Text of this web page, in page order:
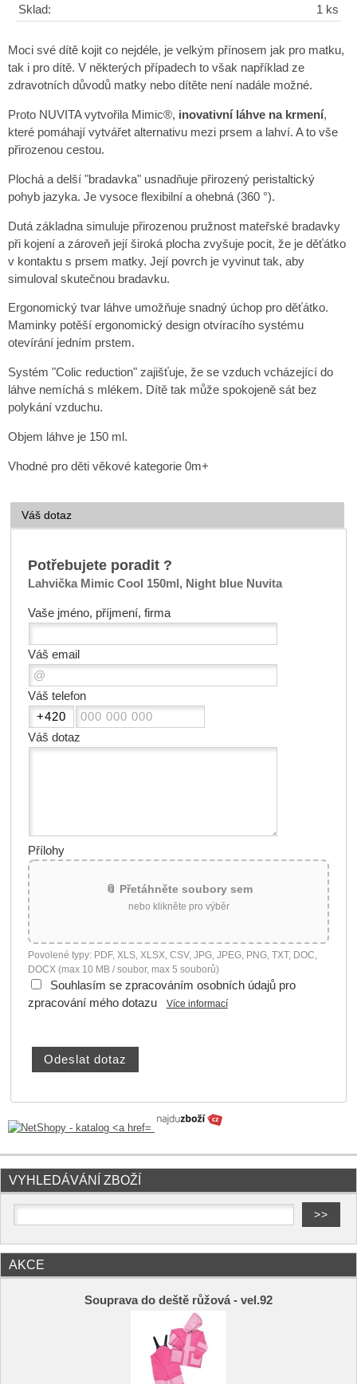
Sklad:
1 ks
Moci své dítě kojit co nejdéle, je velkým přínosem jak pro matku,
tak i pro dítě. V některých případech to však například ze
zdravotních důvodů matky nebo dítěte není nadále možné.
Proto NUVITA vytvořila Mimic®, inovativní láhve na krmení,
které pomáhají vytvářet alternativu mezi prsem a lahví. A to vše
přirozenou cestou.
Plochá a delší "bradavka" usnadňuje přirozený peristaltický
pohyb jazyka. Je vysoce flexibilní a ohebná (360 °).
Dutá základna simuluje přirozenou pružnost mateřské bradavky
při kojení a zároveň její široká plocha zvyšuje pocit, že je děťátko
v kontaktu s prsem matky. Její povrch je vyvinut tak, aby
simuloval skutečnou bradavku.
Ergonomický tvar láhve umožňuje snadný úchop pro děťátko.
Maminky potěší ergonomický design otvíracího systému
otevírání jedním prstem.
Systém "Colic reduction" zajišťuje, že se vzduch vcházející do
láhve nemíchá s mlékem. Dítě tak může spokojeně sát bez
polykání vzduchu.
Objem láhve je 150 ml.
Vhodné pro děti věkové kategorie 0m+
Váš dotaz
Potřebujete poradit ?
Lahvička Mimic Cool 150ml, Night blue Nuvita
Vaše jméno, příjmení, firma
Váš email
Váš telefon
Váš dotaz
Přílohy
📎 Přetáhněte soubory sem
nebo klikněte pro výběr
Povolené typy: PDF, XLS, XLSX, CSV, JPG, JPEG, PNG, TXT, DOC,
DOCX (max 10 MB / soubor, max 5 souborů)
Souhlasím se zpracováním osobních údajů pro
zpracování mého dotazu
Více informací
VYHLEDÁVÁNÍ ZBOŽÍ
AKCE
Souprava do deště růžová - vel.92